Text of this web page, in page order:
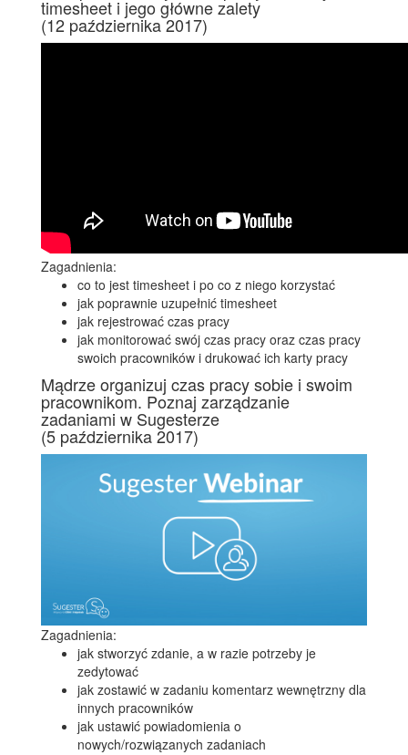
timesheet i jego główne zalety
(12 października 2017)
Zagadnienia:
co to jest timesheet i po co z niego korzystać
jak poprawnie uzupełnić timesheet
jak rejestrować czas pracy
jak monitorować swój czas pracy oraz czas pracy
swoich pracowników i drukować ich karty pracy
Mądrze organizuj czas pracy sobie i swoim
pracownikom. Poznaj zarządzanie
zadaniami w Sugesterze
(5 października 2017)
Zagadnienia:
jak stworzyć zdanie, a w razie potrzeby je
zedytować
jak zostawić w zadaniu komentarz wewnętrzny dla
innych pracowników
jak ustawić powiadomienia o
nowych/rozwiązanych zadaniach